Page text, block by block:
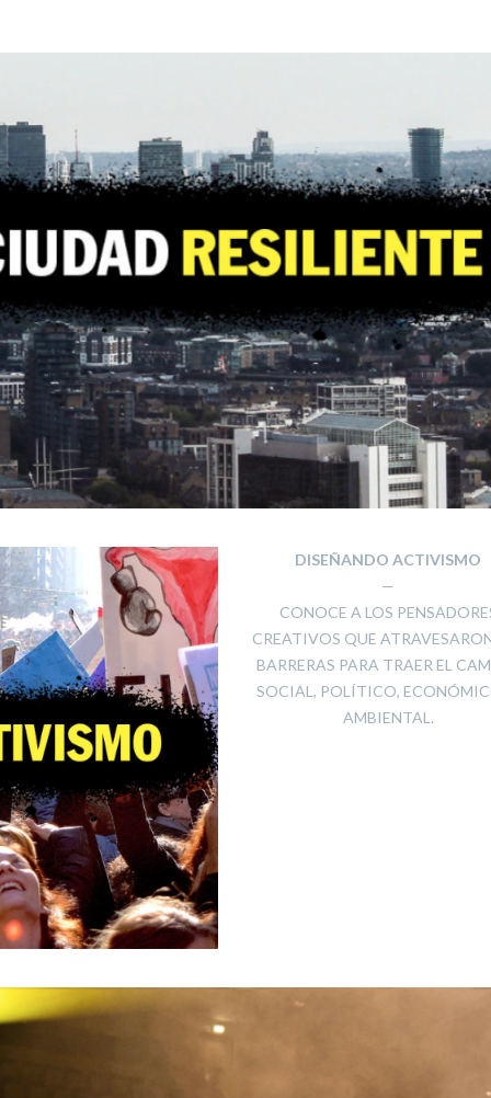
DISEÑANDO ACTIVISMO
—
CONOCE A LOS
CREATIVOS QUE
BARRERAS PARA TRAER EL
SOCIAL, POLÍTICO,
AMBIENTAL.